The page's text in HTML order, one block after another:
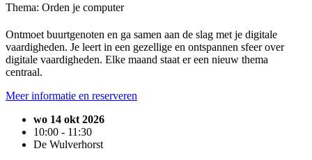
Thema: Orden je computer
Ontmoet buurtgenoten en ga samen aan de slag met je digitale
vaardigheden. Je leert in een gezellige en ontspannen sfeer over
digitale vaardigheden. Elke maand staat er een nieuw thema
centraal.
Meer informatie en reserveren
wo 14 okt 2026
10:00 - 11:30
De Wulverhorst